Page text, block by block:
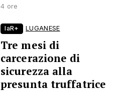
4 ore
laR+ LUGANESE
Tre mesi di
carcerazione di
sicurezza alla
presunta truffatrice